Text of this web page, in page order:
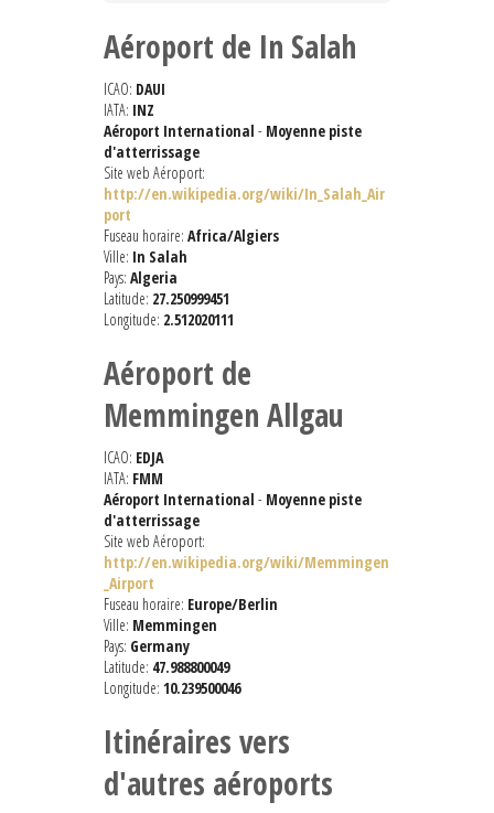
Aéroport de In Salah
ICAO: DAUI
IATA: INZ
Aéroport International - Moyenne piste
d'atterrissage
Site web Aéroport:
http://en.wikipedia.org/wiki/In_Salah_Air
port
Fuseau horaire: Africa/Algiers
Ville: In Salah
Pays: Algeria
Latitude: 27.250999451
Longitude: 2.512020111
Aéroport de
Memmingen Allgau
ICAO: EDJA
IATA: FMM
Aéroport International - Moyenne piste
d'atterrissage
Site web Aéroport:
http://en.wikipedia.org/wiki/Memmingen
_Airport
Fuseau horaire: Europe/Berlin
Ville: Memmingen
Pays: Germany
Latitude: 47.988800049
Longitude: 10.239500046
Itinéraires vers
d'autres aéroports